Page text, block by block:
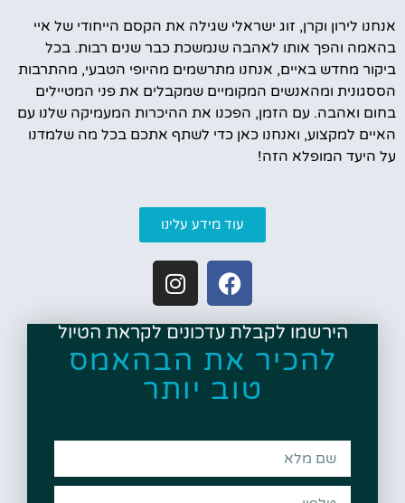
אנחנו לירון וקרן, זוג ישראלי שגילה את הקסם הייחודי של איי
בהאמה והפך אותו לאהבה שנמשכת כבר שנים רבות. בכל
ביקור מחדש באיים, אנחנו מתרשמים מהיופי הטבעי, מהתרבות
הססגונית ומהאנשים המקומיים שמקבלים את פני המטיילים
בחום ואהבה. עם הזמן, הפכנו את ההיכרות המעמיקה שלנו עם
האיים למקצוע, ואנחנו כאן כדי לשתף אתכם בכל מה שלמדנו
על היעד המופלא הזה!
עוד מידע עלינו
הירשמו לקבלת עדכונים לקראת הטיול
להכיר את הבהאמס
טוב יותר